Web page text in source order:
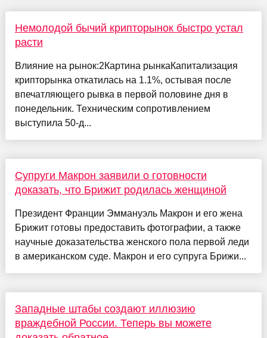
Немолодой бычий крипторынок быстро устал
расти
Влияние на рынок:2Картина рынкаКапитализация
крипторынка откатилась на 1.1%, остывая после
впечатляющего рывка в первой половине дня в
понедельник. Техническим сопротивлением
выступила 50-д...
Супруги Макрон заявили о готовности
доказать, что Брижит родилась женщиной
Президент Франции Эммануэль Макрон и его жена
Брижит готовы предоставить фотографии, а также
научные доказательства женского пола первой леди
в американском суде. Макрон и его супруга Брижи...
Западные штабы создают иллюзию
враждебной России. Теперь вы можете